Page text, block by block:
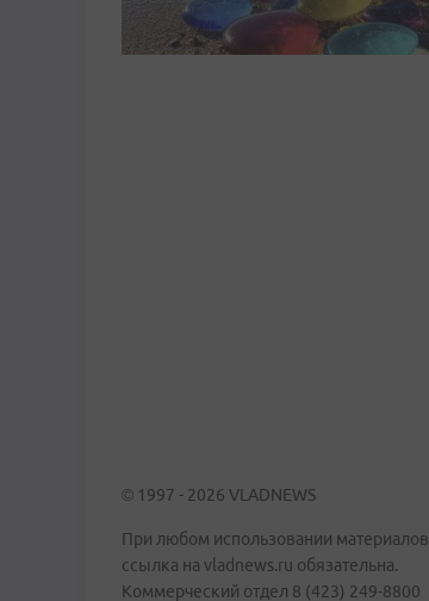
© 1997 - 2026 VLADNEWS
При любом использовании материалов
ссылка на vladnews.ru обязательна.
Коммерческий отдел 8 (423) 249-8800